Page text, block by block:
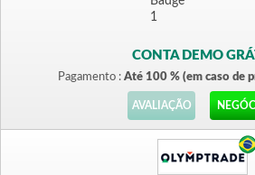
CONTA DEMO
Pagamento : Até 100 % (em caso de
AVALIAÇÃO